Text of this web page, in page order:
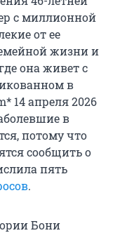
с миллионной
от ее
жизни и
она живет с
в
14 апреля 2026
в
потому что
сообщить о
пять
.
Бони